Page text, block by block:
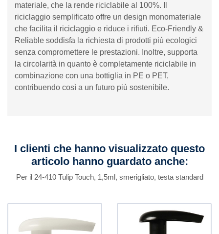
materiale, che la rende riciclabile al 100%. Il
riciclaggio semplificato offre un design monomateriale
che facilita il riciclaggio e riduce i rifiuti. Eco-Friendly &
Reliable soddisfa la richiesta di prodotti più ecologici
senza compromettere le prestazioni. Inoltre, supporta
la circolarità in quanto è completamente riciclabile in
combinazione con una bottiglia in PE o PET,
contribuendo così a un futuro più sostenibile.
I clienti che hanno visualizzato questo
articolo hanno guardato anche:
Per il 24-410 Tulip Touch, 1,5ml, smerigliato, testa standard